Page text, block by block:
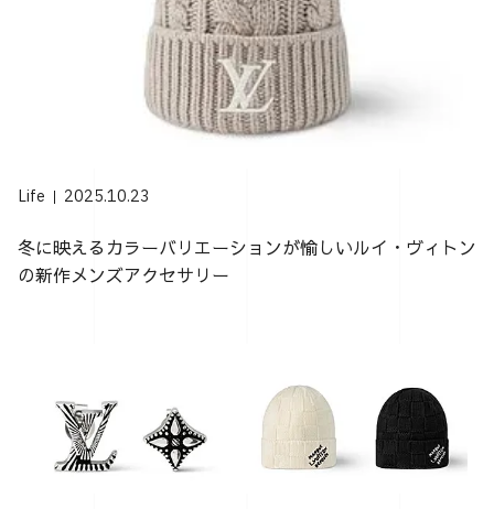
Life 2025.10.23
冬に映えるカラーバリエーションが愉しいルイ・ヴィトン
の新作メンズアクセサリー